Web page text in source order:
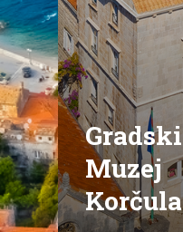
Gradski
Muzej
Korčula